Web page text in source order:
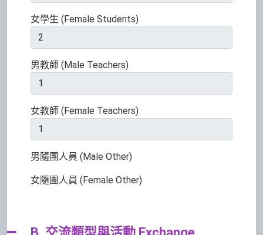
女學生 (Female Students)
男教師 (Male Teachers)
女教師 (Female Teachers)
男隨團人員 (Male Other)
女隨團人員 (Female Other)